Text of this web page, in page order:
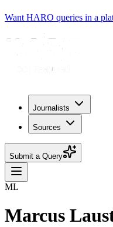
Want HARO queries in a
Journalists
Sources
Submit a Query
ML
Marcus